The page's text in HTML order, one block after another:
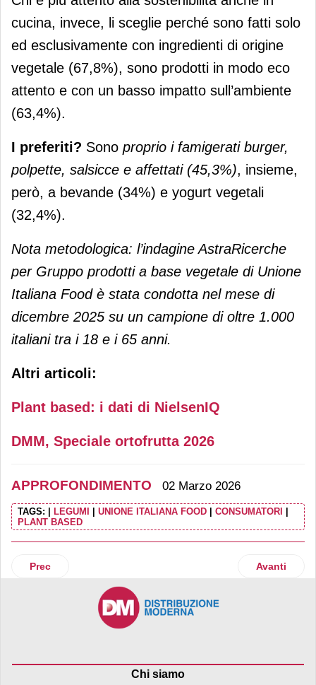
cucina, invece, li sceglie perché sono fatti solo
ed esclusivamente con ingredienti di origine
vegetale (67,8%), sono prodotti in modo eco
attento e con un basso impatto sull’ambiente
(63,4%).
I preferiti? Sono proprio i famigerati burger,
polpette, salsicce e affettati (45,3%), insieme,
però, a bevande (34%) e yogurt vegetali
(32,4%).
Nota metodologica: l’indagine AstraRicerche
per Gruppo prodotti a base vegetale di Unione
Italiana Food è stata condotta nel mese di
dicembre 2025 su un campione di oltre 1.000
italiani tra i 18 e i 65 anni.
Altri articoli:
Plant based: i dati di NielsenIQ
DMM, Speciale ortofrutta 2026
APPROFONDIMENTO 02 Marzo 2026
TAGS: LEGUMI UNIONE ITALIANA FOOD CONSUMATORI
PLANT BASED
Articolo precedente: Bevande analcoliche, una faticosa
Prec Articolo
Avanti
Chi siamo